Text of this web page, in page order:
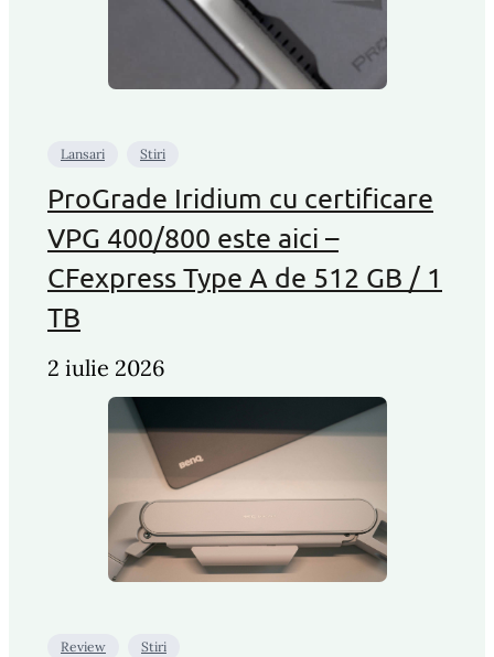
Lansari Stiri
ProGrade Iridium cu certificare
VPG 400/800 este aici –
CFexpress Type A de 512 GB / 1
TB
2 iulie 2026
Review Stiri